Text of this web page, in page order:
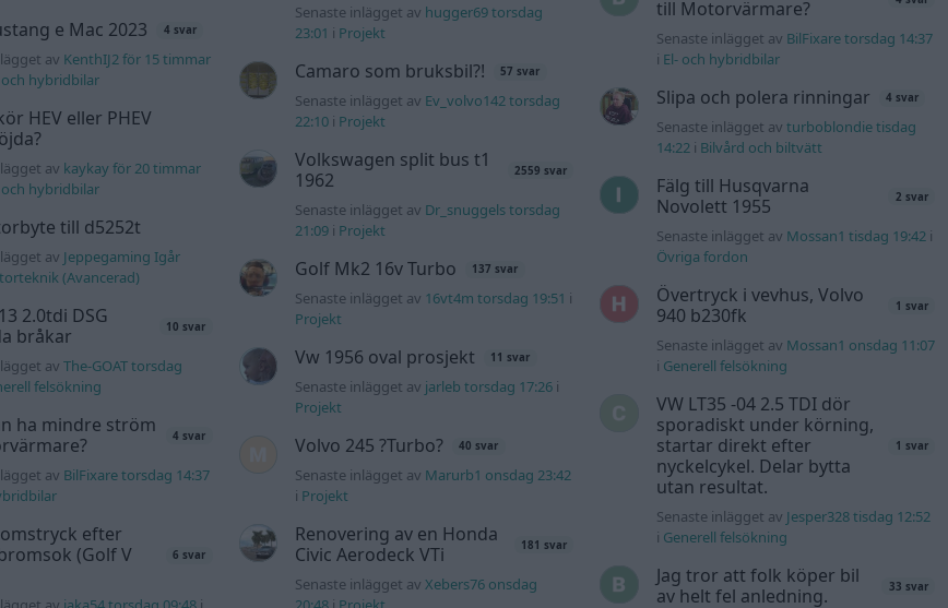
e Mac 2023 4 svar
av KenthIJ2 för 15 timmar
och hybridbilar
HEV eller PHEV
av kaykay för 20 timmar
och hybridbilar
till d5252t
av Jeppegaming Igår
(Avancerad)
2.0tdi DSG
bråkar
10 svar
avThe-GOAT torsdag
felsökning
ha mindre ström
4 svar
av BilFixare torsdag 14:37
efter
(Golf V
6 svar
Senaste inlägget av hugger69 torsdag
23:01 i Projekt
Camaro som bruksbil?! 57 svar
Senaste inlägget av Ev_volvo142 torsdag
22:10i Projekt
Volkswagen split bus t1
1962
2559 svar
Senaste inlägget av Dr_snuggels torsdag
21:09i Projekt
Golf Mk2 16v Turbo 137 svar
Senaste inlägget av 16vt4m torsdag 19:51 i
Projekt
Vw 1956 oval prosjekt 11 svar
Senaste inlägget av jarleb torsdag 17:26i
Projekt
Volvo 245 ?Turbo? 40 svar
Senaste inlägget av Marurb1 onsdag 23:42
i Projekt
Renovering av en Honda
Civic Aerodeck VTi
181 svar
Senaste inlägget av Xebers76 onsdag
till Motorvärmare?
Senaste inlägget av BilFixare torsdag 14:37
i El- och hybridbilar
Slipa och polera rinningar 4 svar
Senaste inlägget av turboblondie tisdag
14:22i Bilvård och biltvätt
Fälg till Husqvarna
Novolett 1955
2 svar
Senaste inlägget av Mossan1 tisdag 19:42i
Övriga fordon
Övertryck i vevhus, Volvo
940 b230fk
1 svar
Senaste inlägget av Mossan1 onsdag 11:07
i Generell felsökning
VW LT35 -04 2.5 TDI dör
sporadiskt under körning,
startar direkt efter
nyckelcykel. Delar bytta
utan resultat.
1 svar
Senaste inlägget av Jesper328 tisdag 12:52
i Generell felsökning
Jag tror att folk köper bil
av helt fel anledning.
33 svar